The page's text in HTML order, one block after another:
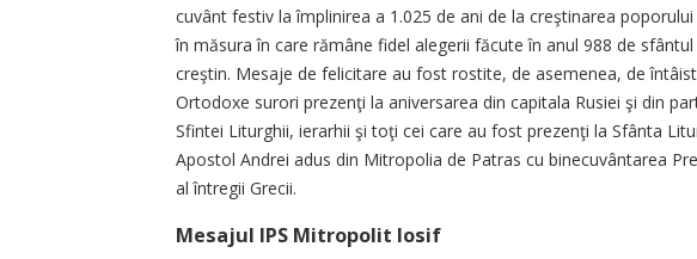
cuvânt festiv la împlinirea a 1.025 de ani de la creştinarea
în măsura în care rămâne fidel alegerii făcute în anul 988 de
creştin. Mesaje de felicitare au fost rostite, de asemenea, de
Ortodoxe surori prezenţi la aniversarea din capitala Rusiei şi din
Sfintei Liturghii, ierarhii şi toţi cei care au fost prezenţi la Sfânta
Apostol Andrei adus din Mitropolia de Patras cu binecuvântarea
al întregii Grecii.
Mesajul IPS Mitropolit Iosif